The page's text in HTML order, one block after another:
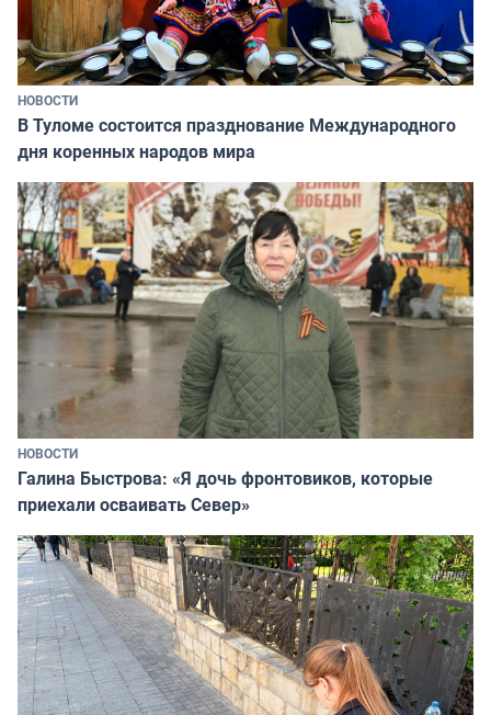
НОВОСТИ
В Туломе состоится празднование Международного
дня коренных народов мира
НОВОСТИ
Галина Быстрова: «Я дочь фронтовиков, которые
приехали осваивать Север»